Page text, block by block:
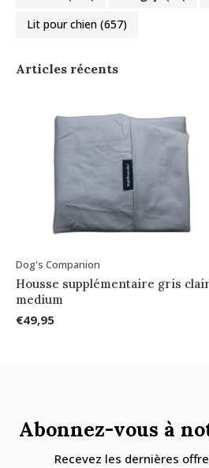
Lit pour chien (657)
Articles récents
Dog's Companion
Housse supplémentaire gris clair
medium
€49,95
Abonnez-vous à
Recevez les dernières